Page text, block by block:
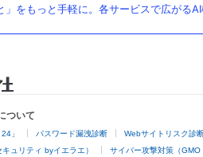
」をもっと手軽に。各サービスで広がる
ついて
」 パスワード漏洩診断 Webサイトリスク診
ュリティ byイエラエ） サイバー攻撃対策（GMO